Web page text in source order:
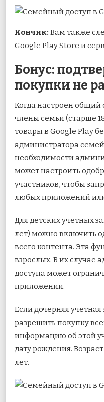
Кончик: Вам также
Google Play Store и
Бонус:
покупки не
Когда настроен общий
члены семьи (старше
товары в Google Play
администратора
необходимости
может настроить
участников, чтобы
любых приложений или
Для детских учетных
лет) можно включить
всего контента. Эта
взрослых. В их случае
доступа может
приложении.
Если дочерняя
разрешить покупку
информацию об этой
дату рождения.
лет.